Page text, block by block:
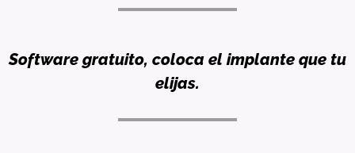
Software gratuito, coloca el implante que tu
elijas.